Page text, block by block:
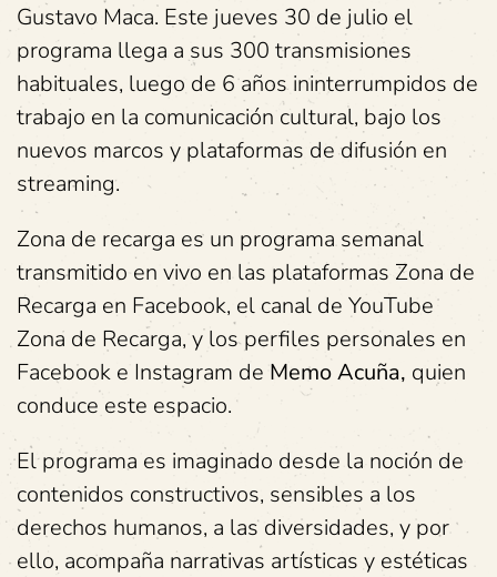
Gustavo Maca. Este jueves 30 de julio el
programa llega a sus 300 transmisiones
habituales, luego de 6 años ininterrumpidos de
trabajo en la comunicación cultural, bajo los
nuevos marcos y plataformas de difusión en
streaming.
Zona de recarga es un programa semanal
transmitido en vivo en las plataformas Zona de
Recarga en Facebook, el canal de YouTube
Zona de Recarga, y los perfiles personales en
Facebook e Instagram de Memo Acuña, quien
conduce este espacio.
El programa es imaginado desde la noción de
contenidos constructivos, sensibles a los
derechos humanos, a las diversidades, y por
ello, acompaña narrativas artísticas y estéticas